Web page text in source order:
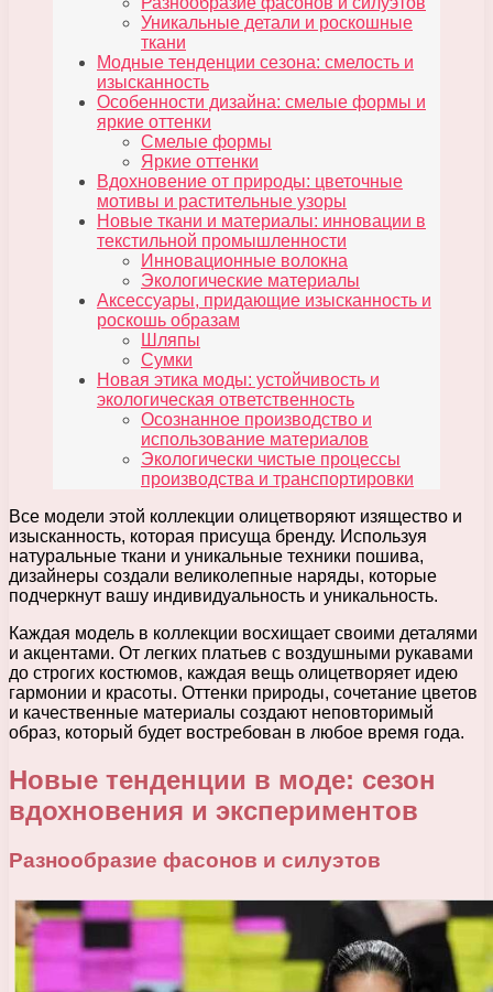
Уникальные детали и роскошные
ткани
Модные тенденции сезона: смелость и
изысканность
Особенности дизайна: смелые формы и
яркие оттенки
Смелые формы
Яркие оттенки
Вдохновение от природы: цветочные
мотивы и растительные узоры
Новые ткани и материалы: инновации в
текстильной промышленности
Инновационные волокна
Экологические материалы
Аксессуары, придающие изысканность и
роскошь образам
Шляпы
Сумки
Новая этика моды: устойчивость и
экологическая ответственность
Осознанное производство и
использование материалов
Экологически чистые процессы
производства и транспортировки
Все модели этой коллекции олицетворяют изящество и
изысканность, которая присуща бренду. Используя
натуральные ткани и уникальные техники пошива,
дизайнеры создали великолепные наряды, которые
подчеркнут вашу индивидуальность и уникальность.
Каждая модель в коллекции восхищает своими деталями
и акцентами. От легких платьев с воздушными рукавами
до строгих костюмов, каждая вещь олицетворяет идею
гармонии и красоты. Оттенки природы, сочетание цветов
и качественные материалы создают неповторимый
образ, который будет востребован в любое время года.
Новые тенденции в моде: сезон
вдохновения и экспериментов
Разнообразие фасонов и силуэтов